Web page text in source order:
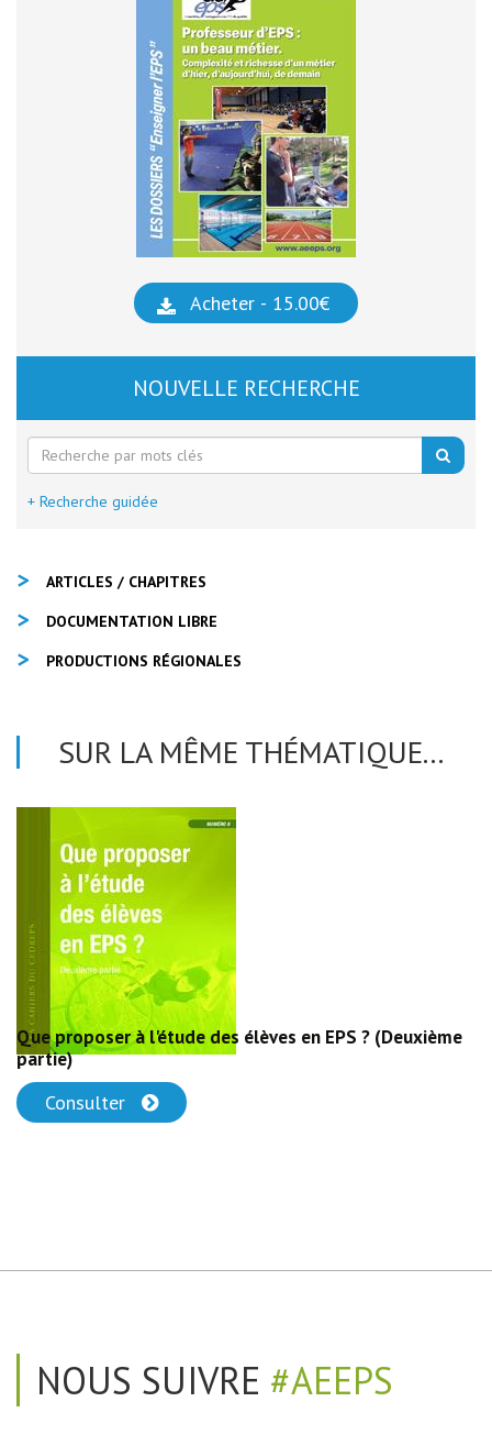
Acheter - 15.00€
NOUVELLE RECHERCHE
+ Recherche guidée
ARTICLES / CHAPITRES
DOCUMENTATION LIBRE
PRODUCTIONS RÉGIONALES
SUR LA MÊME THÉMATIQUE...
Que proposer à l'étude des élèves en EPS ? (Deuxième
partie)
Consulter
NOUS SUIVRE #AEEPS